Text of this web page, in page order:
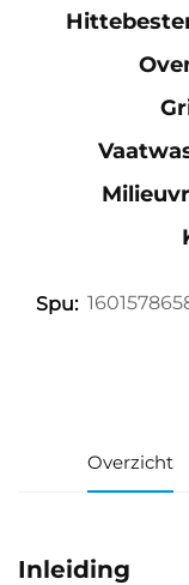
Spu:
Overzicht
Inleiding